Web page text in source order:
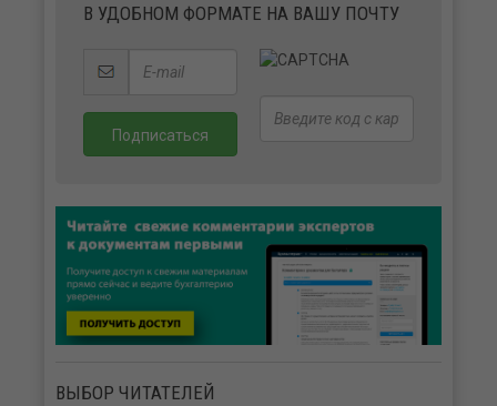
В УДОБНОМ ФОРМАТЕ НА ВАШУ ПОЧТУ
ВЫБОР ЧИТАТЕЛЕЙ